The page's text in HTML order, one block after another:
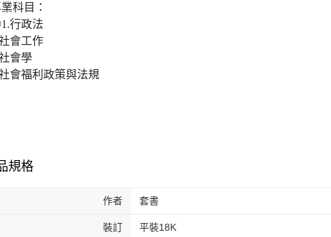
科目：
行政法
會工作
會學
會福利政策與法規
規格
作者 套書
裝訂 平裝18K